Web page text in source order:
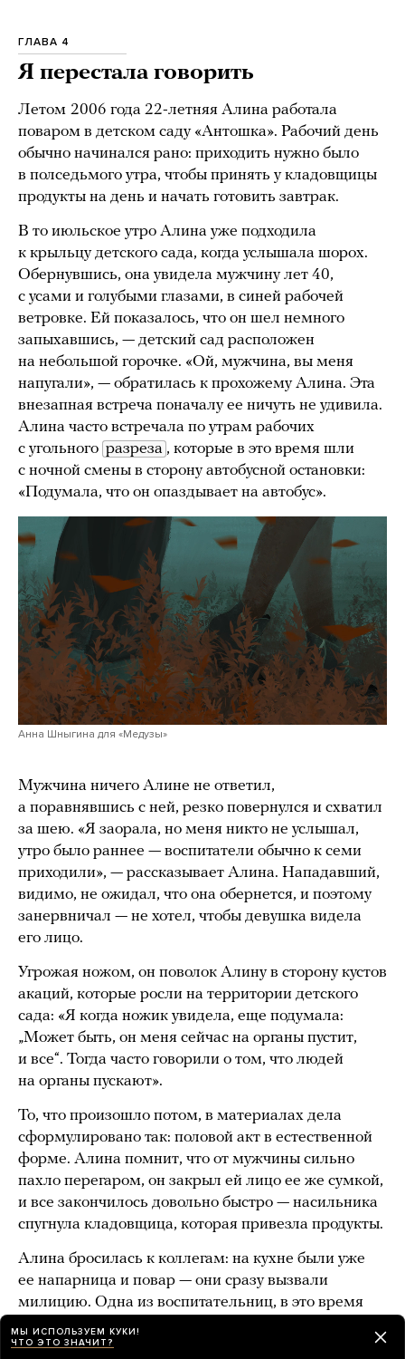
ГЛАВА 4
Я перестала говорить
Летом 2006 года 22-летняя Алина работала
поваром в детском саду «Антошка». Рабочий день
обычно начинался рано: приходить нужно было
в полседьмого утра, чтобы принять у кладовщицы
продукты на день и начать готовить завтрак.
В то июльское утро Алина уже подходила
к крыльцу детского сада, когда услышала шорох.
Обернувшись, она увидела мужчину лет 40,
с усами и голубыми глазами, в синей рабочей
ветровке. Ей показалось, что он шел немного
запыхавшись, — детский сад расположен
на небольшой горочке. «Ой, мужчина, вы меня
напугали», — обратилась к прохожему Алина. Эта
внезапная встреча поначалу ее ничуть не удивила.
Алина часто встречала по утрам рабочих
с угольного разреза , которые в это время шли
с ночной смены в сторону автобусной остановки:
«Подумала, что он опаздывает на автобус».
Анна Шныгина для «Медузы»
Мужчина ничего Алине не ответил,
а поравнявшись с ней, резко повернулся и схватил
за шею. «Я заорала, но меня никто не услышал,
утро было раннее — воспитатели обычно к семи
приходили», — рассказывает Алина. Нападавший,
видимо, не ожидал, что она обернется, и поэтому
занервничал — не хотел, чтобы девушка видела
его лицо.
Угрожая ножом, он поволок Алину в сторону кустов
акаций, которые росли на территории детского
сада: «Я когда ножик увидела, еще подумала:
„Может быть, он меня сейчас на органы пустит,
и все“. Тогда часто говорили о том, что людей
на органы пускают».
То, что произошло потом, в материалах дела
сформулировано так: половой акт в естественной
форме. Алина помнит, что от мужчины сильно
пахло перегаром, он закрыл ей лицо ее же сумкой,
и все закончилось довольно быстро — насильника
спугнула кладовщица, которая привезла продукты.
Алина бросилась к коллегам: на кухне были уже
ее напарница и повар — они сразу вызвали
милицию. Одна из воспитательниц, в это время
подходившая к зданию, потом рассказала
оперативным сотрудникам, что около 6:45 видела
МЫ ИСПОЛЬЗУЕМ КУКИ!
ЧТО ЭТО ЗНАЧИТ?